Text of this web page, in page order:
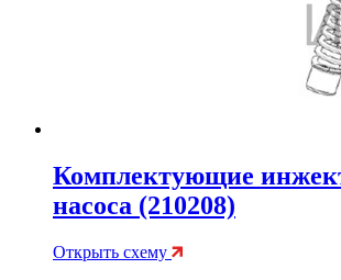
Комплектующие
насоса (210208)
Открыть схему